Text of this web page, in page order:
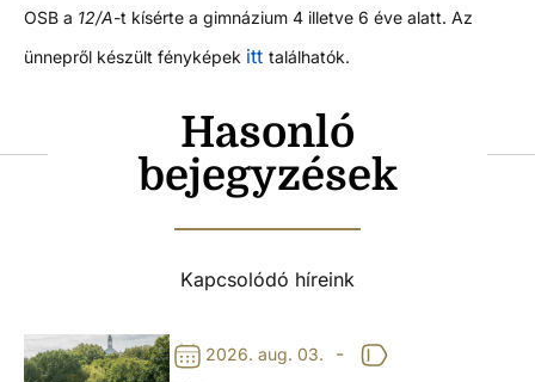
OSB a 12/A-t kísérte a gimnázium 4 illetve 6 éve alatt. Az
ünnepről készült fényképek itt találhatók.
Hasonló
bejegyzések
Kapcsolódó híreink
2026. aug. 03. -